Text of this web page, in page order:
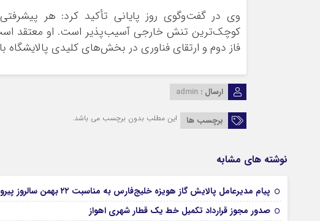
وی در گفت‌وگوی روز پایانی تأکید کرد: هر
کوچک‌ترین تنش خارجی آسیب‌پذیر است. او معتقد
فاز دوم و ارتقای فناوری در بخش‌های کلیدی پالایشگاه
ارسال : admin
برچسب ها این مطلب بدون برچسب می باشد.
نوشته های مشابه
پیام مدیرعامل پالایش گاز هویزه خلیج‌فارس به مناسبت ۲۲ بهمن سالروز پیروزی جمهوری اسلامی ایران/عزت ایران، مرز نمی‌شناسد
صدور مجوز قرارداد تکمیل خط یک قطار شهری اهواز